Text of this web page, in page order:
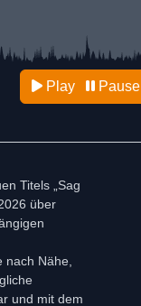
Play Pause
Titels „Sag
über
nach Nähe,
und mit dem